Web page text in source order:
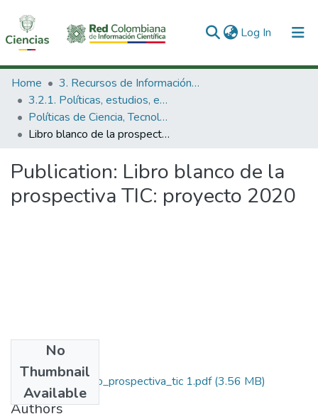
Log In (current)
Communities & Collections
All of DSpace
Statistics
Home
3. Recursos de Información Científica y Tecnológica
3.2.1. Políticas, estudios, evaluaciones e indicadores de CTeI
Políticas de Ciencia, Tecnología e Innovación
Libro blanco de la prospectiva TIC: proyecto 2020
Publication: Libro blanco de la
prospectiva TIC: proyecto 2020
No
Thumbnail
Available
1744-libro_blanco_prospectiva_tic 1.pdf(3.56 MB)
Authors